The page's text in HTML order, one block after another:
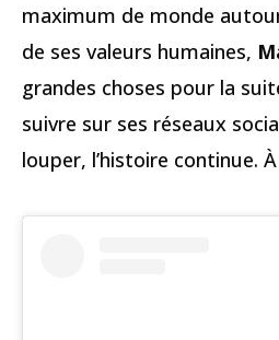
maximum de monde
de ses valeurs humaines,
grandes choses pour la
suivre sur ses réseaux
louper, l’histoire continue.